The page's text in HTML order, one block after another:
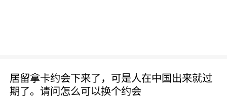
居留拿卡约会下来了，可是人在中国出来就过
期了。请问怎么可以换个约会